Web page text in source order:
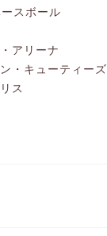
スボール
アリーナ
・キューティーズ
ス